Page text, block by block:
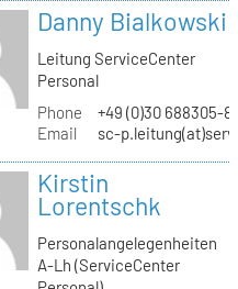
Danny Bialkowski
Leitung ServiceCenter
Personal
Phone
+49 (0)30 688305-
Email
sc-
Kirstin
Lorentschk
Personalangelegenheiten
A-Lh (ServiceCenter